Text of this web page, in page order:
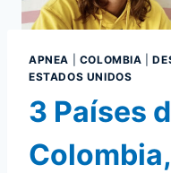
APNEA COLOMBIA |
ESTADOS UNIDOS
3 Países